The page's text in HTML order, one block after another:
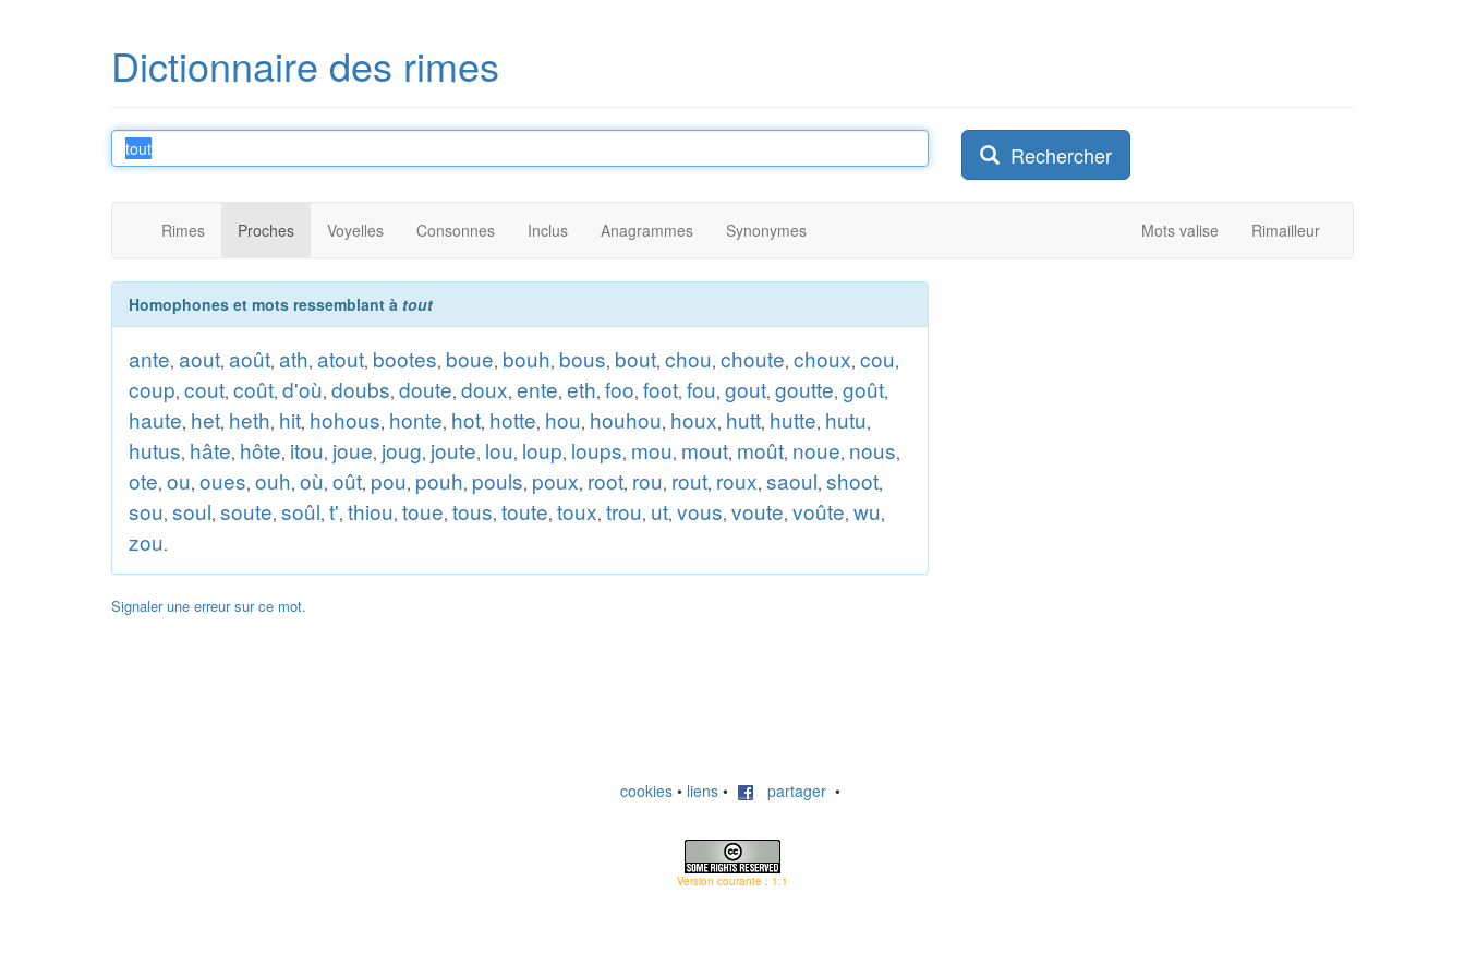
Dictionnaire des rimes
Rechercher
Rimes Proches Voyelles Consonnes Inclus Anagrammes Synonymes Mots valise Rimailleur
Homophones et mots ressemblant à tout
ante, aout, août, ath, atout, bootes, boue, bouh, bous, bout, chou, choute, choux, cou,
coup, cout, coût, d'où, doubs, doute, doux, ente, eth, foo, foot, fou, gout, goutte, goût,
haute, het, heth, hit, hohous, honte, hot, hotte, hou, houhou, houx, hutt, hutte, hutu,
hutus, hâte, hôte, itou, joue, joug, joute, lou, loup, loups, mou, mout, moût, noue, nous,
ote, ou, oues, ouh, où, oût, pou, pouh, pouls, poux, root, rou, rout, roux, saoul, shoot,
sou, soul, soute, soûl, t', thiou, toue, tous, toute, toux, trou, ut, vous, voute, voûte, wu,
zou.
Signaler une erreur sur ce mot.
cookies • liens • partager •
Version courante : 1.1